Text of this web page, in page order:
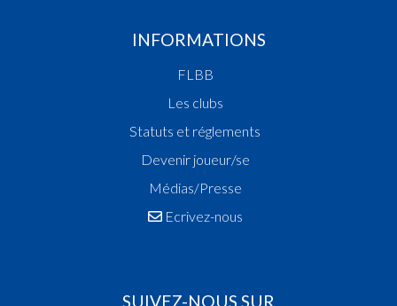
INFORMATIONS
FLBB
Les clubs
Statuts et réglements
Devenir joueur/se
Médias/Presse
Ecrivez-nous
SUIVEZ-NOUS SUR